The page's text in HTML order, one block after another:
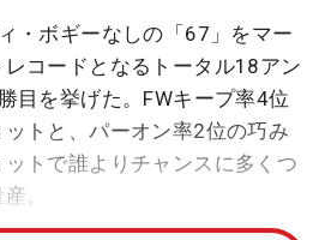
・ボギーなしの「67」をマー
コードとなるトータル18アン
目を挙げた。FWキープ率4位
トと、パーオン率2位の巧み
トで誰よりチャンスに多くつ
。